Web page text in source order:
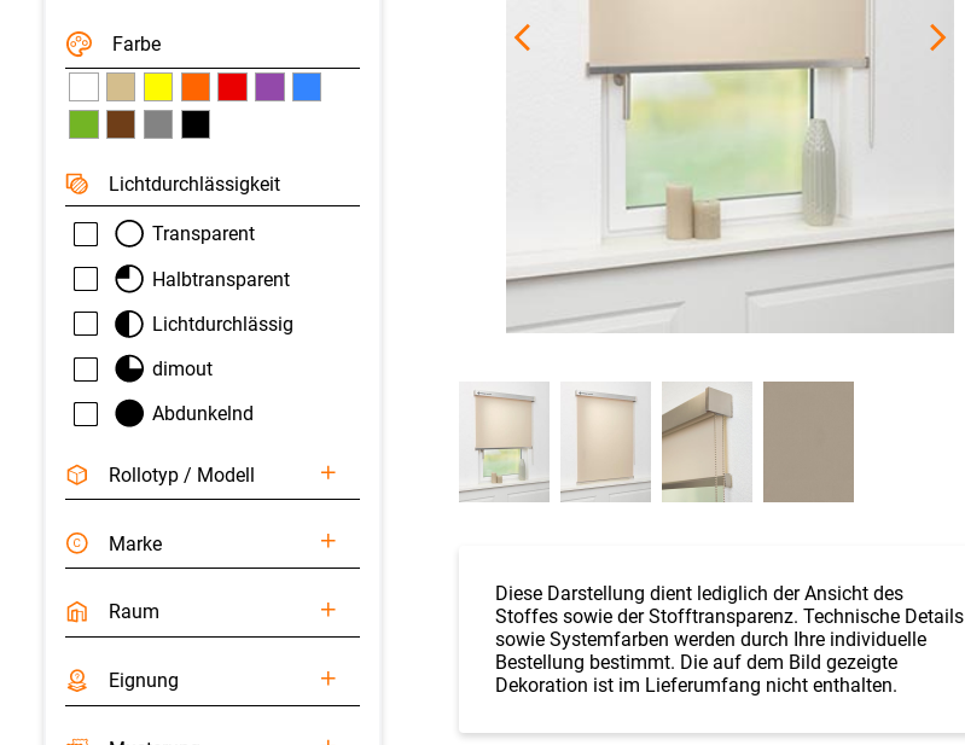
Farbe
Licht­durchlässigkeit
Transparent
Halbtransparent
Lichtdurchlässig
dimout
Abdunkelnd
Rollotyp / Modell
Marke
Raum
Eignung
Diese Darstellung dient lediglich der Ansicht des
Stoffes sowie der Stofftransparenz. Technische Details
sowie Systemfarben werden durch Ihre individuelle
Bestellung bestimmt. Die auf dem Bild gezeigte
Dekoration ist im Lieferumfang nicht enthalten.